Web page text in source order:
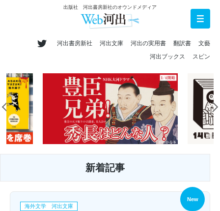
出版社 河出書房新社のオウンドメディア
河出書房新社 河出文庫 河出の実用書 翻訳書
文藝
河出ブックス
スピン
新着記事
New
海外文学 河出文庫